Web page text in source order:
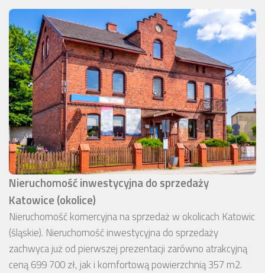
Nieruchomość inwestycyjna do sprzedaży
Katowice (okolice)
Nieruchomość komercyjna na sprzedaż w okolicach Katowic
(śląskie). Nieruchomość inwestycyjna do sprzedaży
zachwyca już od pierwszej prezentacji zarówno atrakcyjną
ceną 699 700 zł, jak i komfortową powierzchnią 357 m2.